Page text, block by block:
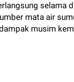
selama
mata air
musim